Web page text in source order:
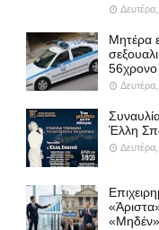
Μητέρα
56χρονο
Έλλη